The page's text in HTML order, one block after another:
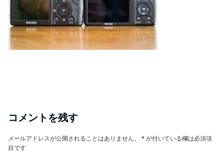
コメントを残す
メールアドレスが公開されることはありません。 * が付いている欄は必須項
目です